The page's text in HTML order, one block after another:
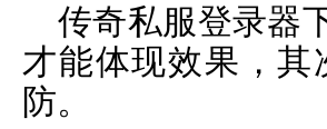
传奇私服登录器
才能体现效果，
防。